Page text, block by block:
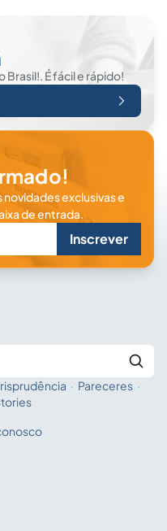
É fácil e rápido!
exclusivas e
de entrada.
Inscrever
IA
· Pareceres ·